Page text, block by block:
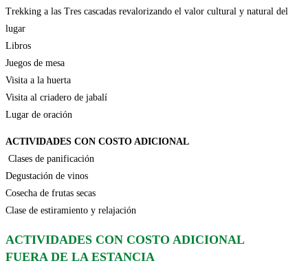
Trekking a las Tres cascadas revalorizando el valor cultural y natural del
lugar
Libros
Juegos de mesa
Visita a la huerta
Visita al criadero de jabalí
Lugar de oración
ACTIVIDADES CON COSTO ADICIONAL
Clases de panificación
Degustación de vinos
Cosecha de frutas secas
Clase de estiramiento y relajación
ACTIVIDADES CON COSTO ADICIONAL
FUERA DE LA ESTANCIA